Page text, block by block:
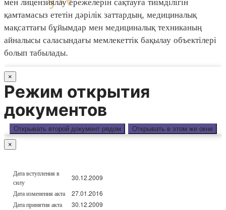
қамтамасыз ететін дәрілік заттардың, медициналық
мақсаттағы бұйымдар мен медициналық техниканың
айналысы саласындағы мемлекеттік бақылау объектілері
болып табылады.
×
Режим открытия
документов
Открывать второй документ рядом Открывать в этом же окне
×
Дата вступления в
силу
30.12.2009
Дата изменения акта
27.01.2016
Дата принятия акта
30.12.2009